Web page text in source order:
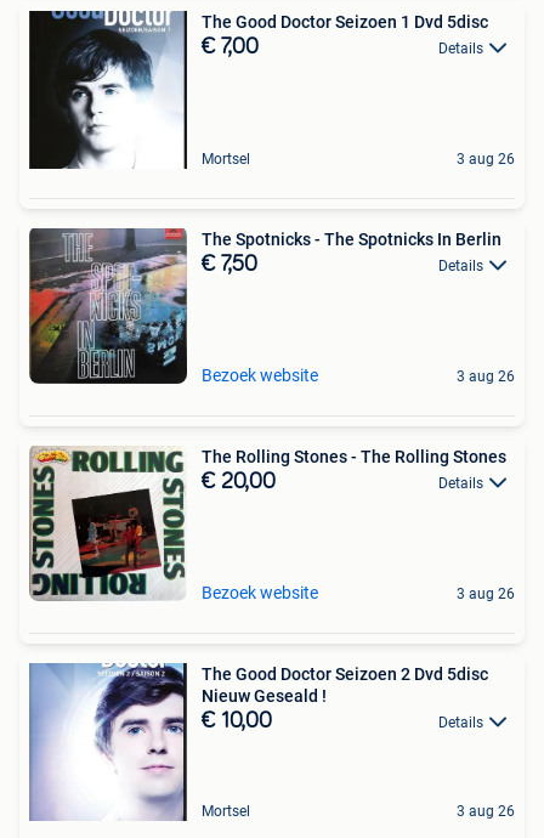
The Good Doctor Seizoen 1 Dvd 5disc
€ 7,00 Details
Mortsel 3 aug 26
The Spotnicks - The Spotnicks In Berlin
€ 7,50 Details
Bezoek website 3 aug 26
The Rolling Stones - The Rolling Stones
€ 20,00 Details
Bezoek website 3 aug 26
The Good Doctor Seizoen 2 Dvd 5disc
Nieuw Geseald !
€ 10,00 Details
Mortsel 3 aug 26